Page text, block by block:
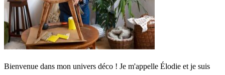
Bienvenue dans mon univers déco ! Je m'appelle Élodie et je suis